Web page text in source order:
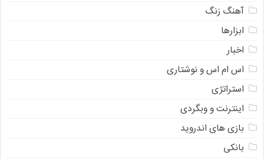
آهنگ زنگ
ابزارها
اخبار
اس ام اس و نوشتاری
استراتژی
اینترنت و وبگردی
بازی های اندروید
بانکی